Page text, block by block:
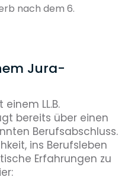
nach dem 6.
Jura-
LL.B.
bereits über einen
Berufsabschluss.
ins Berufsleben
Erfahrungen zu